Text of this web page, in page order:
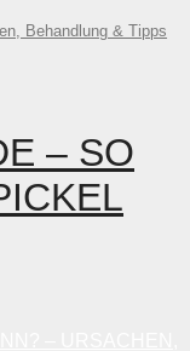
Behandlung & Tipps
– SO